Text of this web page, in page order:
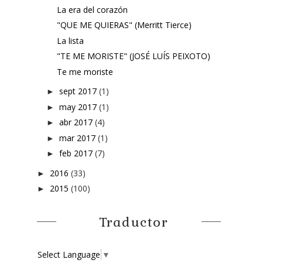
La era del corazón
"QUE ME QUIERAS" (Merritt Tierce)
La lista
"TE ME MORISTE" (JOSÉ LUÍS PEIXOTO)
Te me moriste
►sept 2017(1)
►may 2017(1)
►abr 2017(4)
►mar 2017(1)
►feb 2017(7)
► 2016 (33)
► 2015 (100)
Traductor
Select Language ▼